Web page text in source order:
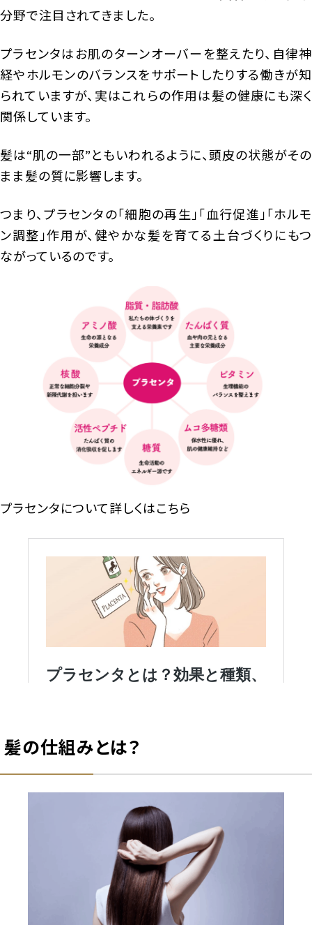
分野で注目されてきました。
プラセンタはお肌のターンオーバーを整えたり、自律神
経やホルモンのバランスをサポートしたりする働きが知
られていますが、実はこれらの作用は髪の健康にも深く
関係しています。
髪は“肌の一部”ともいわれるように、頭皮の状態がその
まま髪の質に影響します。
つまり、プラセンタの「細胞の再生」「血行促進」「ホルモ
ン調整」作用が、健やかな髪を育てる土台づくりにもつ
ながっているのです。
プラセンタについて詳しくはこちら
髪の仕組みとは？